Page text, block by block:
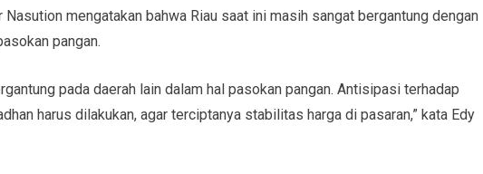
Nasution mengatakan bahwa Riau saat ini masih sangat bergantung dengan
pangan.
pada daerah lain dalam hal pasokan pangan. Antisipasi terhadap
harus dilakukan, agar terciptanya stabilitas harga di pasaran,” kata Edy